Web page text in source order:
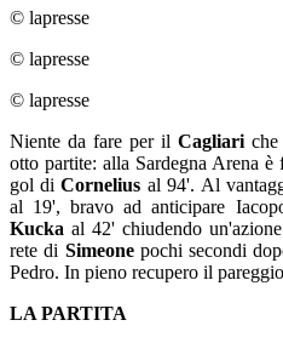
© lapresse
© lapresse
© lapresse
Niente da fare per ilCagliari
otto partite: alla Sardegna Arena
gol diCornelius al 94'. Al
al 19', bravo ad anticipare
Kucka al 42' chiudendo
rete di Simeonepochi secondi
Pedro. In pieno recupero il
LA PARTITA